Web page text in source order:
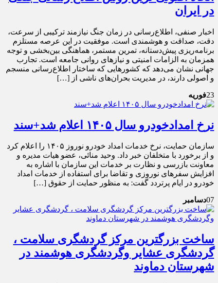
در ایران
اخبار صنفی، اطلاع‌رسانی در زمان جنگ نیازمند ترکیبی از سرعت،
دقت، صداقت و هوشمندی است. موفقیت در این عرصه مستلزم
برنامه‌ریزی پیش‌دستانه، تمرین مستمر، هماهنگی بین‌بخشی و توجه
همزمان به الزامات امنیتی و نیازهای روانی جامعه است. تجارب
جهانی نشان می‌دهد که کشورهایی که ساختار اطلاع‌رسانی منسجم
و اصولی دارند، در مدیریت بحران‌های ناشی از […]
23فوریه
نرخ امدادخودرو سال ۱۴۰۵ اعلام شد+سند
سازمان حمایت، نرخ خدمات امداد خودرو نوروز ۱۴۰۵ را اعلام کرد
و از برخورد با متخلفان خبر داد. وحید منائی، عضو هیات مدیره و
معاونت بازرسی و نظارت بر خدمات این سازمان با اشاره به
افزایش سفرهای نوروزی و تقاضا برای استفاده از خدمات امداد
خودرو در ایام پرتردد گفت: به منظور حمایت از حقوق […]
07دسامبر
ساخت بزرگترین مرکز گردشگری سلامت ،
گردشگری عشایر وگردشگری هوشمند در
شهرستان دماوند